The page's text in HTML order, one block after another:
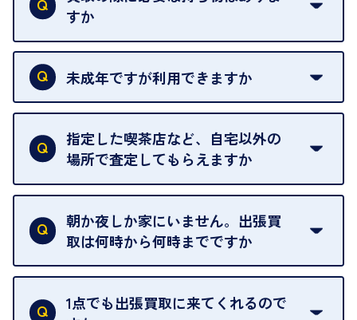
すか
本人確認書類をご用意ください。ご利用になれる書
類はこちらをご確認ください。
未成年ですが利用できますか
18歳未満の方は、保護者の同意があってもご利用い
ただけません。
指定した喫茶店など、自宅以外の
場所で査定してもらえますか
ご自宅以外での査定はお引き受けできません。ご指
定のお店や、ほかのお客様への迷惑となることが考
えられるためです。
朝か夜しか家にいません。出張買
取は何時から何時までですか
ご訪問可能時間は、10時から19時です。
ただし、お品物の種類や量によっては対応させてい
1点でも出張買取に来てくれるので